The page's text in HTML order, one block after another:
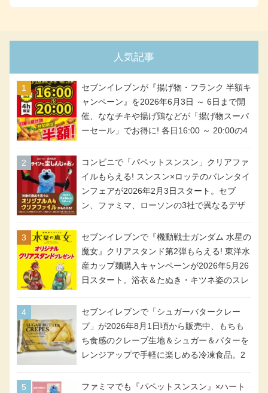
人気記事
セブンイレブンが『揚げ物・フランク 半額キ
ャンペーン』を2026年6月3日 ～ 6日まで開
催、ななチキや揚げ鶏などが「揚げ物スーパ
ーセール」でお得に! 各日16:00 ～ 20:00の4
アメリカンドッグが税抜き69円!
コンビニで「パペットスンスン」クリアファ
イルもらえる! スンスン×ロッテのバレンタイ
ンフェアが2026年2月3日スタート。セブ
ン、ファミマ、ローソンの3社で異なるデザ
セブンイレブンで『機動戦士ガンダム 水星の
魔女』クリアスタンド第2弾もらえる! 東洋水
産カップ麺購入キャンペーンが2026年5月26
日スタート。浴衣＆たぬき・キツネ姿のスレ
号・5号) / シャディクが全6種のクリアスタ
ンドになって登場!
セブンイレブンで「シュガーバタークレー
プ」が2026年8月1日頃から販売中、もちも
ち食感のクレープ生地＆シュガー＆バターを
レンジアップで手軽に楽しめる冷凍食品。2
ファミマでも『パペットスンスン』×ハート